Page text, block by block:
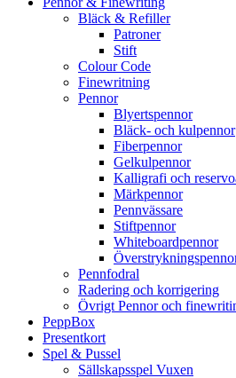
Bläck & Refiller
Patroner
Stift
Colour Code
Finewritning
Pennor
Blyertspennor
Bläck- och kulpennor
Fiberpennor
Gelkulpennor
Kalligrafi och
Märkpennor
Pennvässare
Stiftpennor
Whiteboardpennor
Pennfodral
Radering och korrigering
Övrigt Pennor och
PeppBox
Presentkort
Spel & Pussel
Sällskapsspel Vuxen